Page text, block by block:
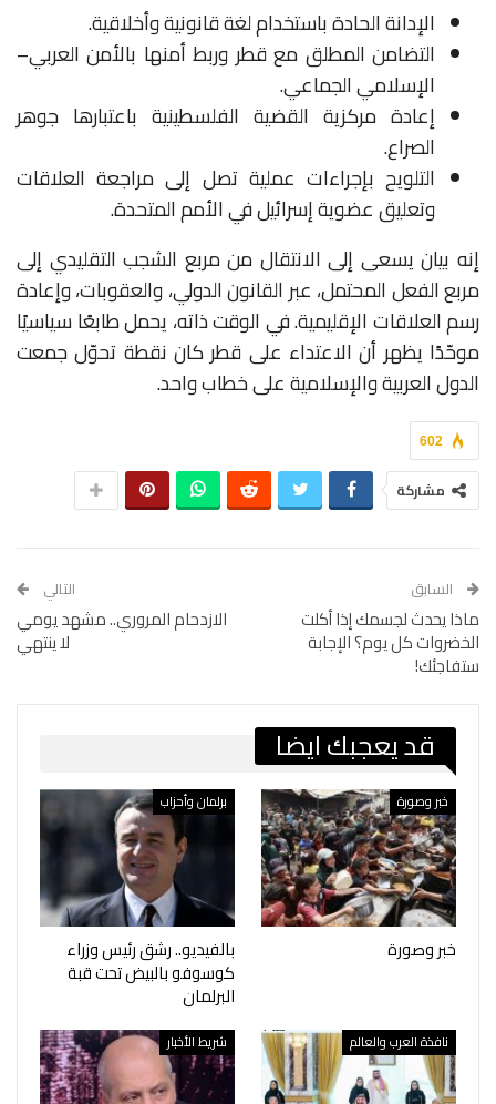
الإدانة الحادة باستخدام لغة قانونية وأخلاقية.
التضامن المطلق مع قطر وربط أمنها بالأمن العربي–
الإسلامي الجماعي.
إعادة مركزية القضية الفلسطينية باعتبارها جوهر
الصراع.
التلويح بإجراءات عملية تصل إلى مراجعة العلاقات
وتعليق عضوية إسرائيل في الأمم المتحدة.
إنه بيان يسعى إلى الانتقال من مربع الشجب التقليدي إلى
مربع الفعل المحتمل، عبر القانون الدولي، والعقوبات، وإعادة
رسم العلاقات الإقليمية. في الوقت ذاته، يحمل طابعًا سياسيًا
موحّدًا يظهر أن الاعتداء على قطر كان نقطة تحوّل جمعت
الدول العربية والإسلامية على خطاب واحد.
602
مشاركة
السابق
ماذا يحدث لجسمك إذا أكلت
الخضروات كل يوم؟ الإجابة
ستفاجئك!
التالي
الازدحام المروري.. مشهد يومي
لا ينتهي
قد يعجبك ايضا
خبر وصورة
خبر وصورة
برلمان وأحزاب
بالفيديو.. رشق رئيس وزراء
كوسوفو بالبيض تحت قبة
البرلمان
نافذة العرب والعالم شريط الأخبار